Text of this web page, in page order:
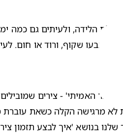
הלידה, ולעיתים גם כמה
ב'דבר האמיתי' - צירים
שלנו בנושא 'איך לבצע תזמון